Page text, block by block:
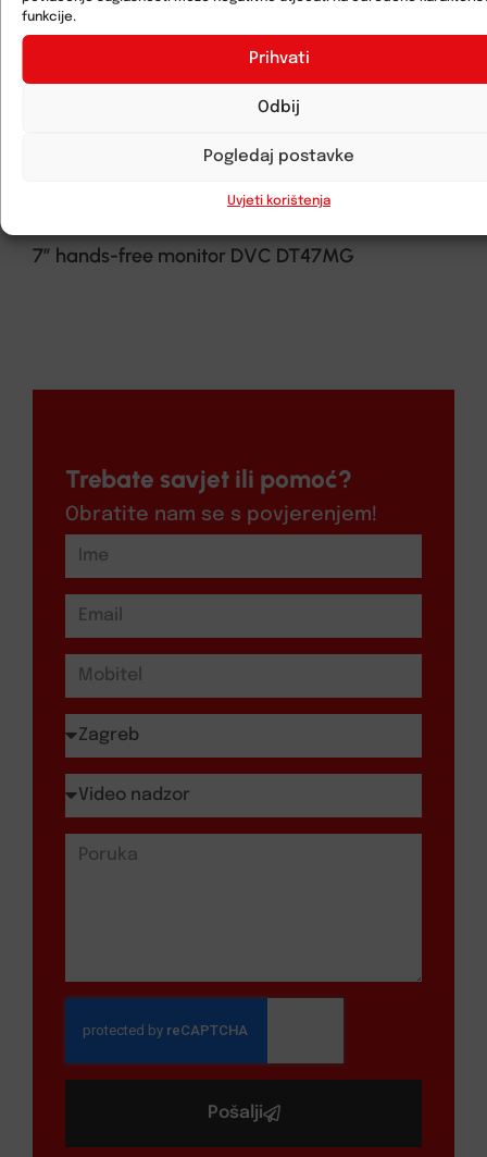
funkcije.
Prihvati
Odbij
Pogledaj postavke
Uvjeti korištenja
7” hands-free monitor DVC DT47MG
Trebate savjet ili pomoć?
Obratite nam se s povjerenjem!
Pošalji